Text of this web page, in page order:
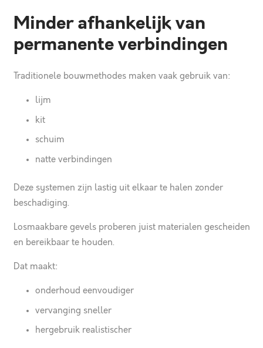
Minder afhankelijk van
permanente verbindingen
Traditionele bouwmethodes maken vaak gebruik van:
lijm
kit
schuim
natte verbindingen
Deze systemen zijn lastig uit elkaar te halen zonder
beschadiging.
Losmaakbare gevels proberen juist materialen gescheiden
en bereikbaar te houden.
Dat maakt:
onderhoud eenvoudiger
vervanging sneller
hergebruik realistischer